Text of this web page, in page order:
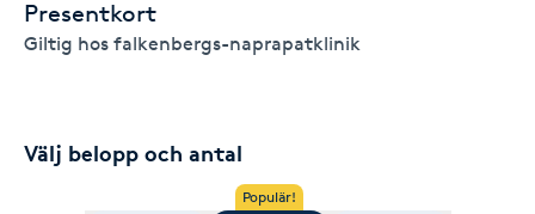
Presentkort
Giltig hos falkenbergs-naprapatklinik
Välj belopp och antal
Populär!